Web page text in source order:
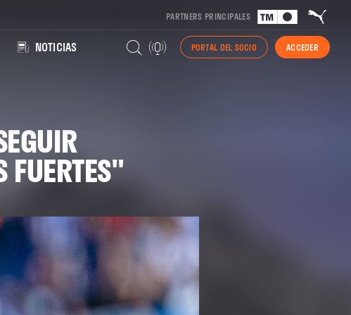
PARTNERS PRINCIPALES
NOTICIAS PORTAL DEL SOCIO ACCEDER
FUERTES"